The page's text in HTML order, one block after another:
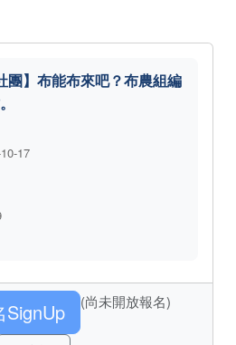
團】布能布來吧？布農組編
17
SignUp (尚未開放報名)